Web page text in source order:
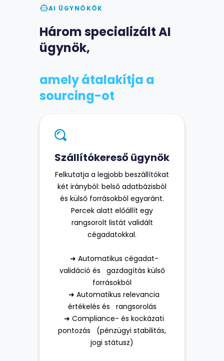
AI ÜGYNÖKÖK
Három specializált AI
ügynök,
amely átalakítja a
sourcing-ot
Szállítókereső ügynök
Felkutatja a legjobb beszállítókat
két irányból: belső adatbázisból
és külső forrásokból egyaránt.
Percek alatt előállít egy
rangsorolt listát validált
cégadatokkal.
➜ Automatikus cégadat-
validáció és gazdagítás külső
forrásokból
➜ Automatikus relevancia
értékelés és rangsorolás
➜ Compliance- és kockázati
pontozás (pénzügyi stabilitás,
jogi státusz)